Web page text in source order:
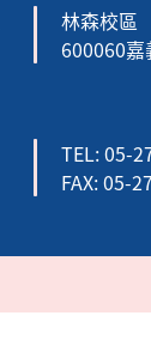
林森校區
600060
TEL: 05-
FAX: 05-